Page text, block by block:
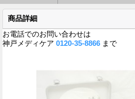
商品詳細
お電話でのお問い合わせは
神戸メディケア 0120-35-8866 まで